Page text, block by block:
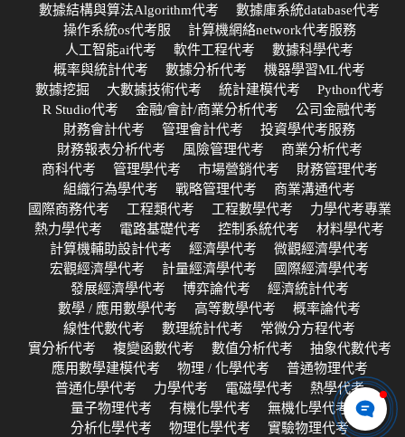
數據結構與算法Algorithm代考
數據庫系統database代考
操作系統os代考服
計算機網絡network代考服務
人工智能ai代考
軟件工程代考
數據科學代考
概率與統計代考
數據分析代考
機器學習ML代考
數據挖掘
大數據技術代考 統計建模代考
Python代考
R Studio代考
金融/會計/商業分析代考
公司金融代考
財務會計代考
管理會計代考
投資學代考服務
財務報表分析代考
風險管理代考
商業分析代考
商科代考
管理學代考 市場營銷代考
財務管理代考
組織行為學代考
戰略管理代考
商業溝通代考
國際商務代考
工程類代考 工程數學代考
力學代考專業
熱力學代考
電路基礎代考 控制系統代考
材料學代考
計算機輔助設計代考
經濟學代考
微觀經濟學代考
宏觀經濟學代考
計量經濟學代考
國際經濟學代考
發展經濟學代考
博弈論代考
經濟統計代考
數學 / 應用數學代考
高等數學代考
概率論代考
線性代數代考
數理統計代考
常微分方程代考
實分析代考
複變函數代考 數值分析代考
抽象代數代考
應用數學建模代考
物理 / 化學代考
普通物理代考
普通化學代考
力學代考 電磁學代考
熱學代考
量子物理代考
有機化學代考
無機化學代考
分析化學代考
物理化學代考 實驗物理代考